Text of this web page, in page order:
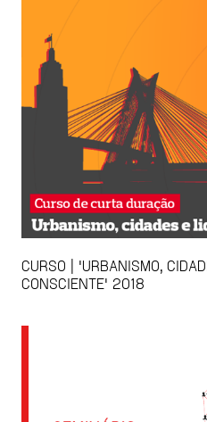
CURSO | 'URBANISMO,
CONSCIENTE' 2018